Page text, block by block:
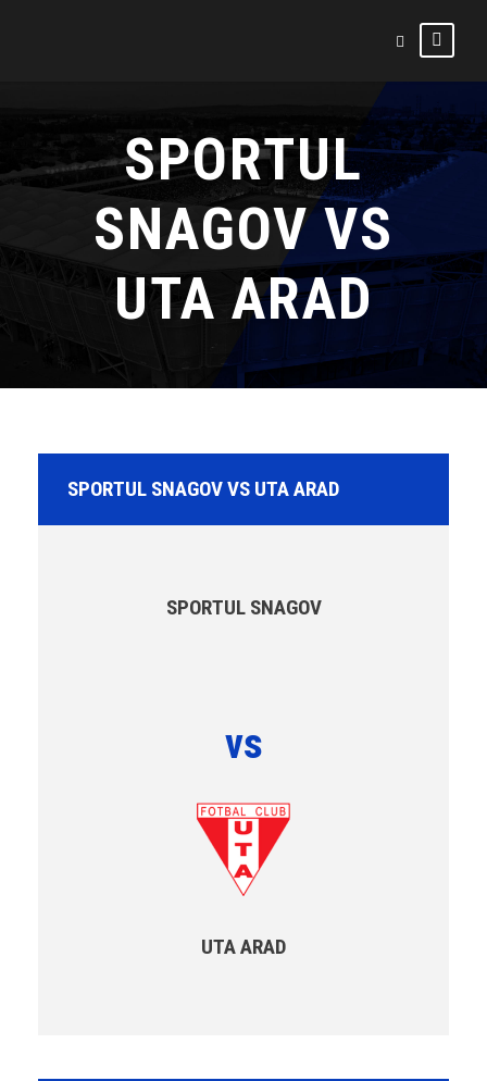
SPORTUL
SNAGOV VS
UTA ARAD
SPORTUL SNAGOV VS UTA ARAD
SPORTUL SNAGOV
vs
UTA ARAD